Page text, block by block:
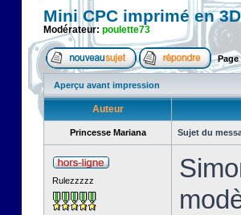
Mini CPC imprimé en 3D
Modérateur: poulette73
Page
Aperçu avant impression
Auteur
Princesse Mariana Sujet du
Rulezzzzz